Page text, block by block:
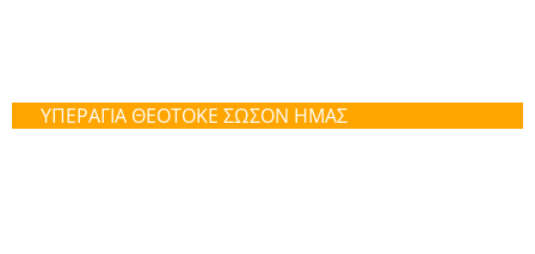
ΘΕΟΤΟΚΕ ΣΩΣΟΝ ΗΜΑΣ